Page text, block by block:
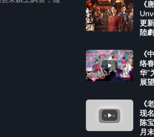
《
更
陸劇
《
络
华”
展
《
现
陈
月末